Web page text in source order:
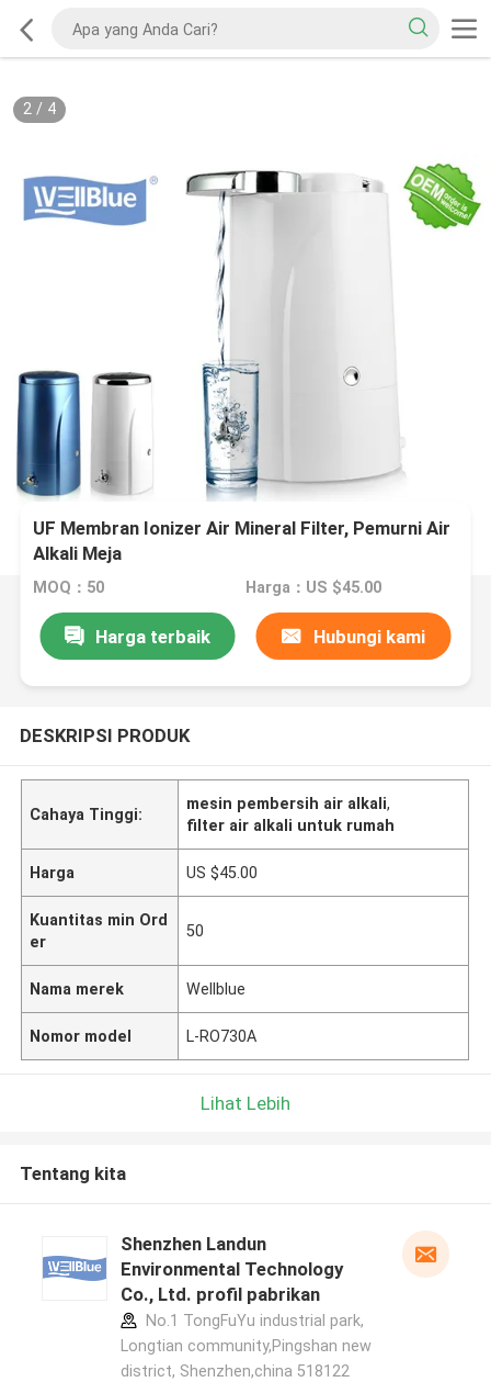
2/ 4
UF Membran Ionizer Air Mineral Filter, Pemurni Air
Alkali Meja
MOQ：50 Harga：US $45.00
Harga terbaik Hubungi kami
DESKRIPSI PRODUK
Cahaya Tinggi:
mesin pembersih air alkali,
filter air alkali untuk rumah
Harga US $45.00
Kuantitas min Ord
er
50
Nama merek Wellblue
Nomor model L-RO730A
Lihat Lebih
Tentang kita
Shenzhen Landun
Environmental Technology
Co., Ltd. profil pabrikan
No.1 TongFuYu industrial park,
Longtian community,Pingshan new
district, Shenzhen,china 518122